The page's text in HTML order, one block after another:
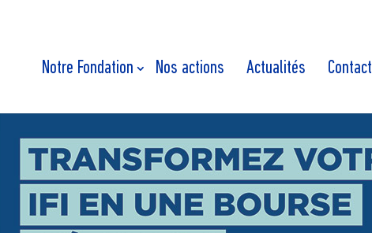
Notre Fondation Nos actions Actualités Contact